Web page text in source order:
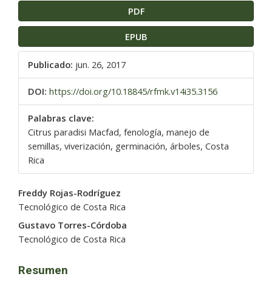
PDF
EPUB
Publicado: jun. 26, 2017
DOI: https://doi.org/10.18845/rfmk.v14i35.3156
Palabras clave:
Citrus paradisi Macfad, fenología, manejo de
semillas, viverización, germinación, árboles, Costa
Rica
Contenido
principal
artículo
Freddy Rojas-Rodríguez
Tecnológico de Costa Rica
Gustavo Torres-Córdoba
Tecnológico de Costa Rica
Resumen